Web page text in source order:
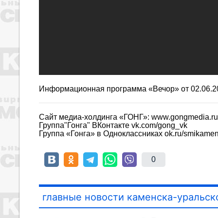
Информационная программа «Вечор» от
Сайт медиа-холдинга «ГОНГ»: www.gongmedia.ru
Группа"Гонга" ВКонтакте vk.com/gong_vk
Группа «Гонга» в Одноклассниках ok.ru/
0
главные новости каменска-